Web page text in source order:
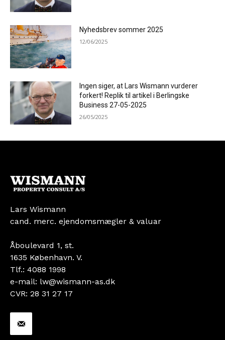
Nyhedsbrev sommer 2025
12/06/2025
Ingen siger, at Lars Wismann vurderer
forkert! Replik til artikel i Berlingske
Business 27-05-2025
26/05/2025
Lars Wismann
cand. merc. ejendomsmægler & valuar
Åboulevard 1, st.
1635 København. V.
Tlf.: 4088 1998
e-mail: lw@wismann-as.dk
CVR: 28 31 27 17